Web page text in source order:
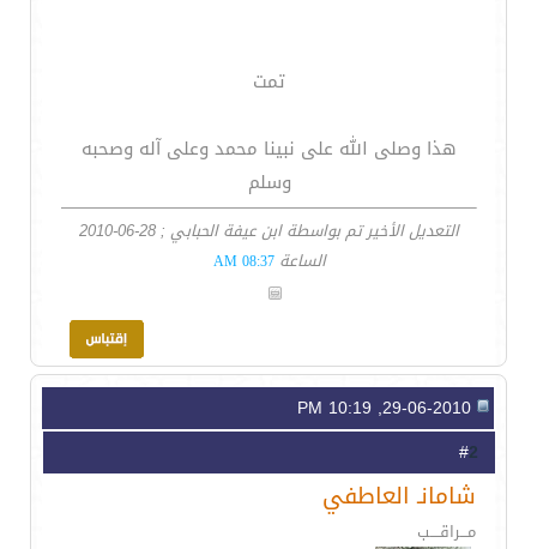
تمت
هذا وصلى الله على نبينا محمد وعلى آله وصحبه
وسلم
التعديل الأخير تم بواسطة ابن عيفة الحبابي ; 28-06-2010
الساعة08:37 AM
2
شامانـ العاطفي
مـــراقــــب